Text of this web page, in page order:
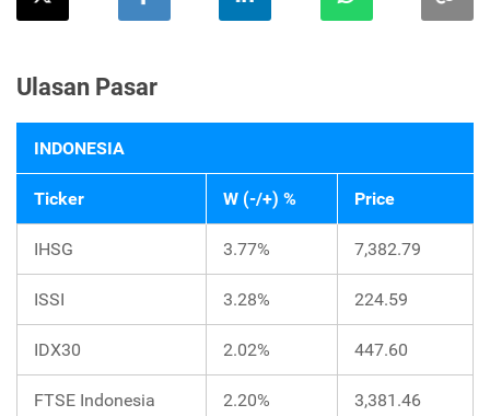
Ulasan Pasar
INDONESIA
Ticker W (-/+) % Price
IHSG 3.77% 7,382.79
ISSI 3.28% 224.59
IDX30 2.02% 447.60
FTSE Indonesia 2.20% 3,381.46